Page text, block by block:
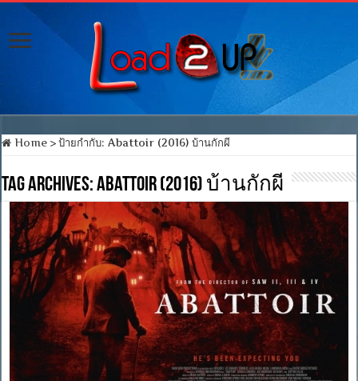
Home > ป้ายกำกับ:Abattoir (2016) บ้านกักผี
Tag Archives:Abattoir (2016) บ้านกักผี